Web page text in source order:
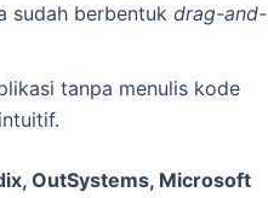
sudah berbentuk drag-and-
tanpa menulis kode
OutSystems, Microsoft